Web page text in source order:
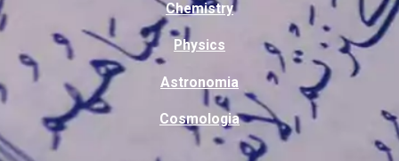
Chemistry
Physics
Astronomia
Cosmologia